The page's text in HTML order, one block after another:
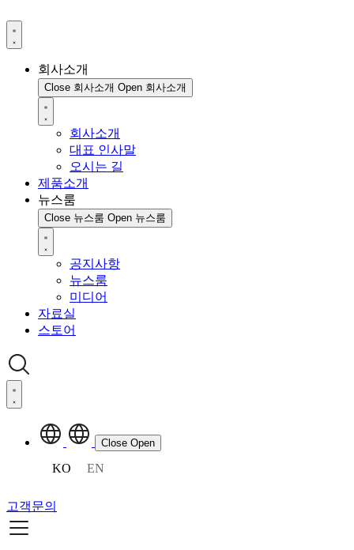
회사소개
Close 회사소개 Open 회사소개
회사소개
대표 인사말
오시는 길
제품소개
뉴스룸
Close 뉴스룸 Open 뉴스룸
공지사항
뉴스룸
미디어
자료실
스토어
Close Open
KO EN
고객문의